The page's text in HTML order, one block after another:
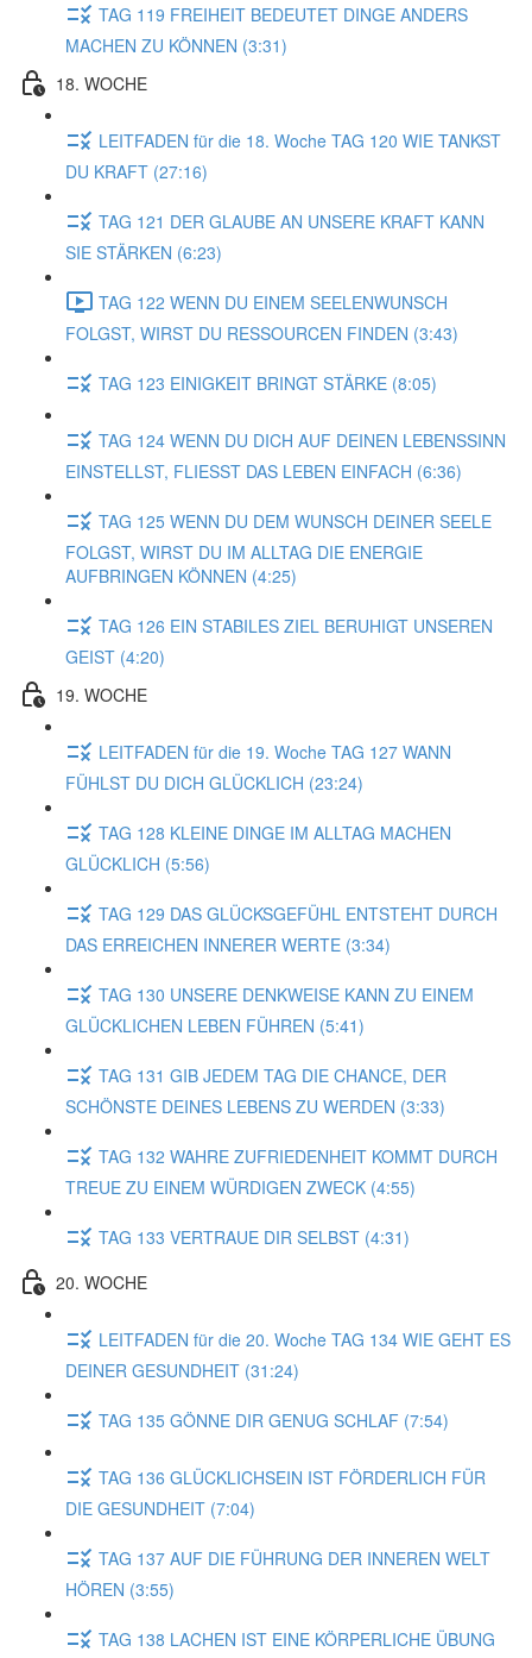
TAG 119 FREIHEIT BEDEUTET DINGE ANDERS
MACHEN ZU KÖNNEN (3:31)
18. WOCHE
LEITFADEN für die 18. Woche TAG 120 WIE TANKST
DU KRAFT (27:16)
TAG 121 DER GLAUBE AN UNSERE KRAFT KANN
SIE STÄRKEN (6:23)
TAG 122 WENN DU EINEM SEELENWUNSCH
FOLGST, WIRST DU RESSOURCEN FINDEN (3:43)
TAG 123 EINIGKEIT BRINGT STÄRKE (8:05)
TAG 124 WENN DU DICH AUF DEINEN LEBENSSINN
EINSTELLST, FLIESST DAS LEBEN EINFACH (6:36)
TAG 125 WENN DU DEM WUNSCH DEINER SEELE
FOLGST, WIRST DU IM ALLTAG DIE ENERGIE
AUFBRINGEN KÖNNEN (4:25)
TAG 126 EIN STABILES ZIEL BERUHIGT UNSEREN
GEIST (4:20)
19. WOCHE
LEITFADEN für die 19. Woche TAG 127 WANN
FÜHLST DU DICH GLÜCKLICH (23:24)
TAG 128 KLEINE DINGE IM ALLTAG MACHEN
GLÜCKLICH (5:56)
TAG 129 DAS GLÜCKSGEFÜHL ENTSTEHT DURCH
DAS ERREICHEN INNERER WERTE (3:34)
TAG 130 UNSERE DENKWEISE KANN ZU EINEM
GLÜCKLICHEN LEBEN FÜHREN (5:41)
TAG 131 GIB JEDEM TAG DIE CHANCE, DER
SCHÖNSTE DEINES LEBENS ZU WERDEN (3:33)
TAG 132 WAHRE ZUFRIEDENHEIT KOMMT DURCH
TREUE ZU EINEM WÜRDIGEN ZWECK (4:55)
TAG 133 VERTRAUE DIR SELBST (4:31)
20. WOCHE
LEITFADEN für die 20. Woche TAG 134 WIE GEHT ES
DEINER GESUNDHEIT (31:24)
TAG 135 GÖNNE DIR GENUG SCHLAF (7:54)
TAG 136 GLÜCKLICHSEIN IST FÖRDERLICH FÜR
DIE GESUNDHEIT (7:04)
TAG 137 AUF DIE FÜHRUNG DER INNEREN WELT
HÖREN (3:55)
TAG 138 LACHEN IST EINE KÖRPERLICHE ÜBUNG